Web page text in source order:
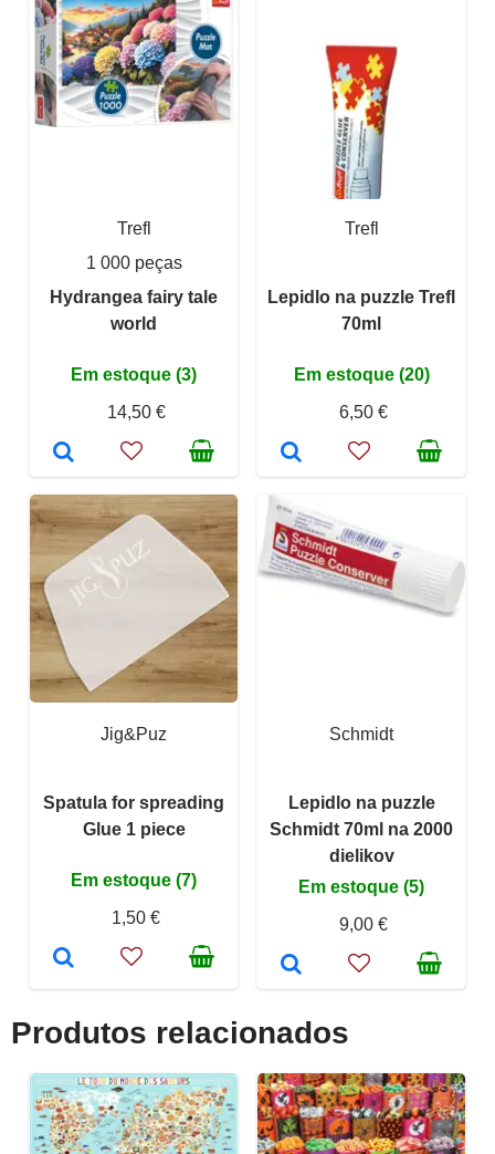
Trefl
1 000 peças
Hydrangea fairy tale
world
Em estoque (3)
14,50 €
Trefl
Lepidlo na puzzle Trefl
70ml
Em estoque (20)
6,50 €
Jig&Puz
Spatula for spreading
Glue 1 piece
Em estoque (7)
1,50 €
Schmidt
Lepidlo na puzzle
Schmidt 70ml na 2000
dielikov
Em estoque (5)
9,00 €
Produtos relacionados